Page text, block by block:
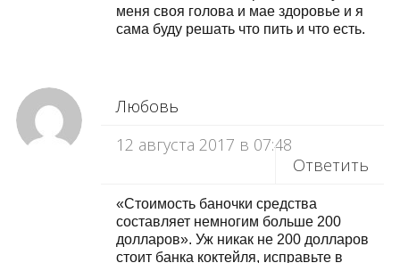
меня своя голова и мае здоровье и я
сама буду решать что пить и что есть.
Любовь
12 августа 2017 в 07:48
Ответить
«Стоимость баночки средства
составляет немногим больше 200
долларов». Уж никак не 200 долларов
стоит банка коктейля, исправьте в